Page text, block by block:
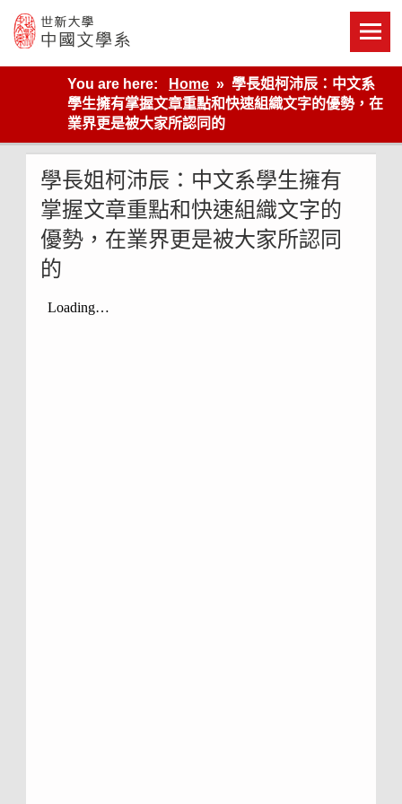
content
世新大學教學單位的網站
You are here:
Home
學長姐柯沛辰：中文系
學生擁有掌握文章重點和快速組織文字的優勢，在
業界更是被大家所認同的
學長姐柯沛辰：中文系學生擁有
掌握文章重點和快速組織文字的
優勢，在業界更是被大家所認同
的